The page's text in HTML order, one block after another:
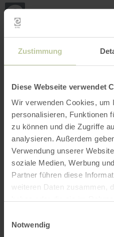
Zustimmung
Diese Webseite verwendet
Wir verwenden Cookies, um
personalisieren, Funktionen
zu können und die Zugriffe
analysieren. Außerdem
Verwendung unserer
soziale Medien, Werbung
Partner führen diese
weiteren Daten zusammen,
Notwendig
Back
to
home
page
The leisure activities
posted on the
Rureifel Tourismus
for the content.